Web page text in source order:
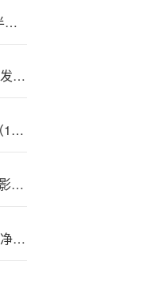
主{力}榜丨同类流出金额最大！半导体设备ETF（159516）流出1.91亿元
上市险:企资本运作新思路：境外发债与注销回购股份并行
年,内涨近4!0%！创业板50ETF（159949）活跃：半日成交14.38亿元 霸榜同类标的ETF
科思股份：防‘晒’剂{产}品去库存影响逐步减弱
图解智动力中报：第二季;度单季净利润同比增长28.52%